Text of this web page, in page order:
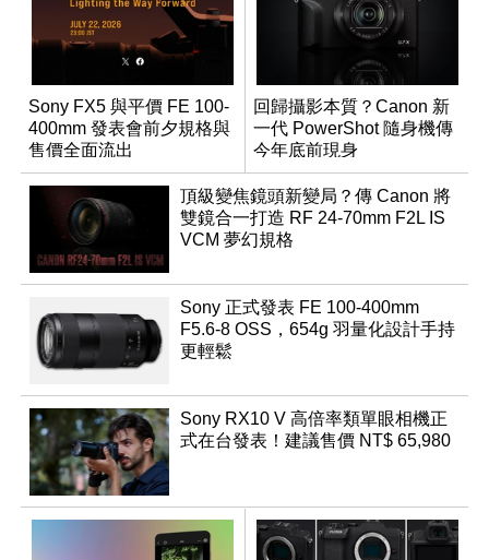
Sony FX5 與平價 FE 100-
400mm 發表會前夕規格與
售價全面流出
回歸攝影本質？Canon 新
一代 PowerShot 隨身機傳
今年底前現身
頂級變焦鏡頭新變局？傳 Canon 將
雙鏡合一打造 RF 24-70mm F2L IS
VCM 夢幻規格
Sony 正式發表 FE 100-400mm
F5.6-8 OSS，654g 羽量化設計手持
更輕鬆
Sony RX10 V 高倍率類單眼相機正
式在台發表！建議售價 NT$ 65,980